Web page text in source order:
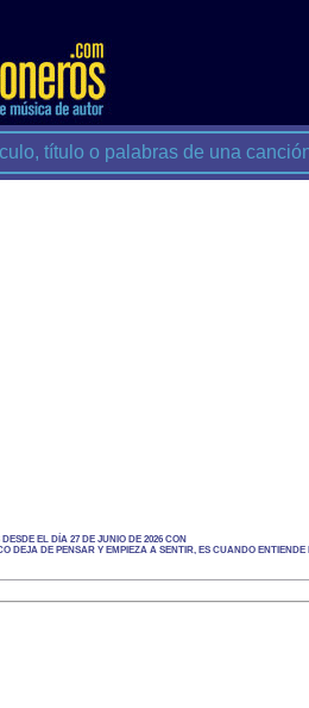
EL DÍA 27 DE JUNIO DE 2026 CON
DEJA DE PENSAR Y EMPIEZA A SENTIR, ES CUANDO